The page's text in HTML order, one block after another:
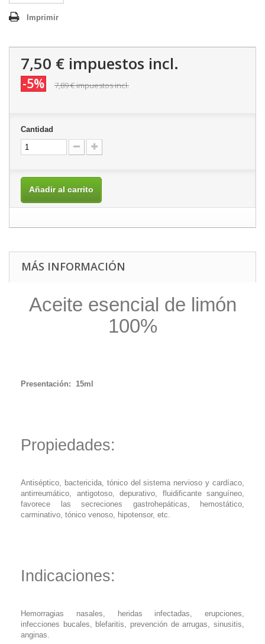
Imprimir
7,50 € impuestos incl.
-5% 7,89 €impuestos incl.
Cantidad
Añadir al carrito
MÁS INFORMACIÓN
Aceite esencial de limón
100%
Presentación: 15ml
Propiedades:
Antiséptico, bactericida, tónico del sistema nervioso y cardíaco,
antirreumático, antigotoso, depurativo, fluidificante sanguíneo,
favorece las secreciones gastrohepáticas, hemostático,
carminativo, tónico venoso, hipotensor, etc.
Indicaciones:
Hemorragias nasales, heridas infectadas, erupciones,
infecciones bucales, blefaritis, prevención de arrugas, sinusitis,
anginas.